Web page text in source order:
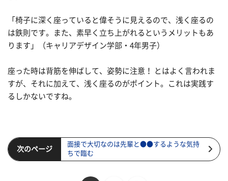
「椅子に深く座っていると偉そうに見えるので、浅く座るの
は鉄則です。また、素早く立ち上がれるというメリットもあ
ります」（キャリアデザイン学部・4年男子）
座った時は背筋を伸ばして、姿勢に注意！ とはよく言われま
すが、それに加えて、浅く座るのがポイント。これは実践す
るしかないですね。
次のページ
面接で大切なのは先輩と●●するような気持
ちで臨む